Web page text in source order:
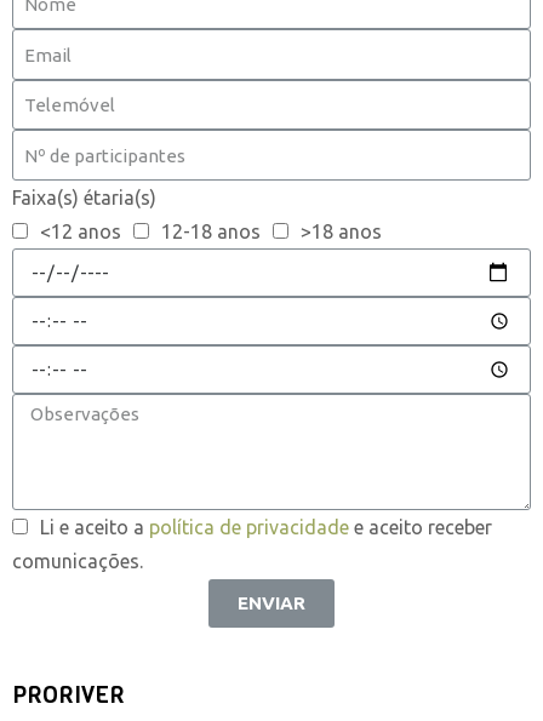
Faixa(s) étaria(s)
<12 anos
12-18 anos >18 anos
Li e aceito a política de privacidade e aceito receber
comunicações.
ENVIAR
PRORIVER